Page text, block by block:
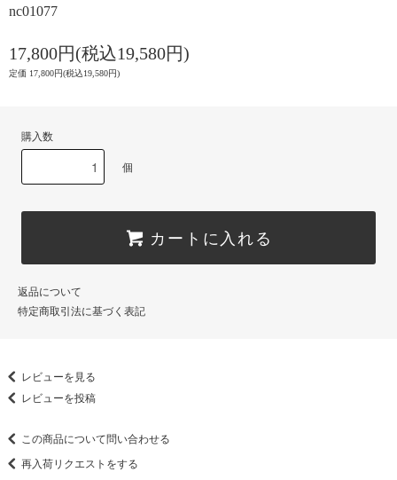
nc01077
17,800円(税込19,580円)
定価 17,800円(税込19,580円)
購入数
個
カートに入れる
返品について
特定商取引法に基づく表記
レビューを見る
レビューを投稿
この商品について問い合わせる
再入荷リクエストをする